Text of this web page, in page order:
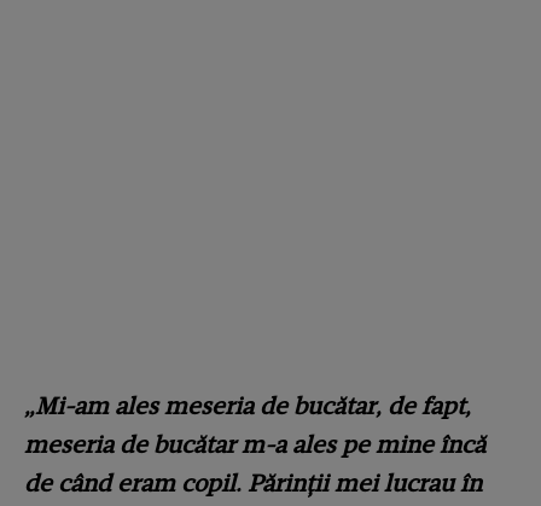
„Mi-am ales meseria de bucătar, de fapt,
meseria de bucătar m-a ales pe mine încă
de când eram copil. Părinții mei lucrau în